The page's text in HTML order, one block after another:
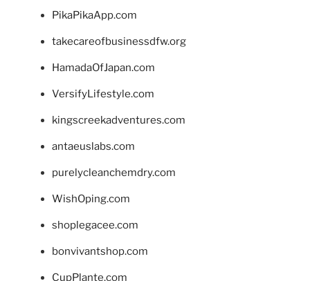
PikaPikaApp.com
takecareofbusinessdfw.org
HamadaOfJapan.com
VersifyLifestyle.com
kingscreekadventures.com
antaeuslabs.com
purelycleanchemdry.com
WishOping.com
shoplegacee.com
bonvivantshop.com
CupPlante.com